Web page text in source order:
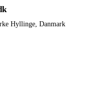
Hyllinge, Danmark